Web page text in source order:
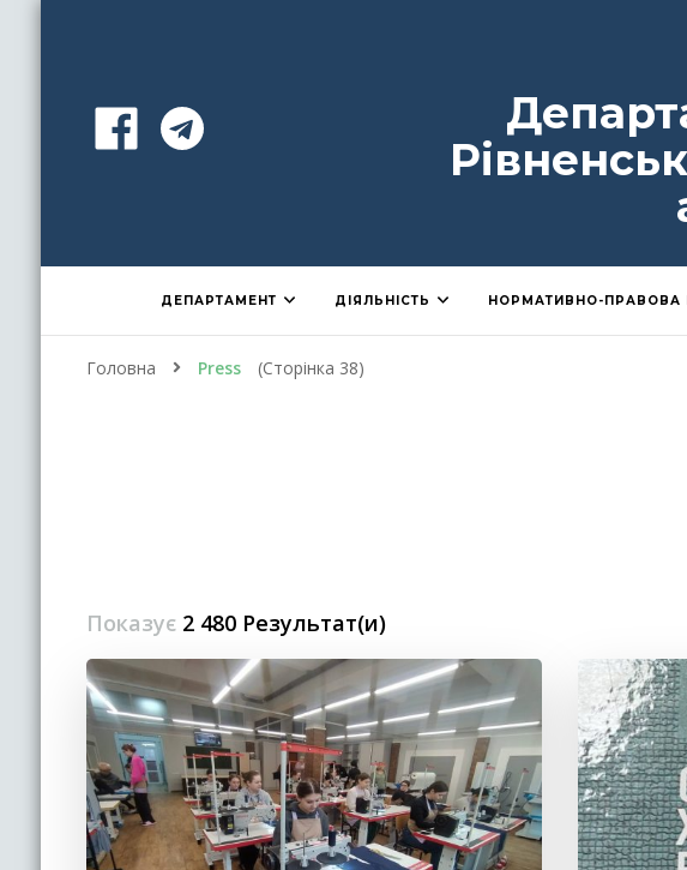
ДЕПАРТАМЕНТ ДІЯЛЬНІСТЬ НОРМАТИВНО-ПРАВОВА
Головна Press (Сторінка 38)
Показує 2 480 Результат(и)